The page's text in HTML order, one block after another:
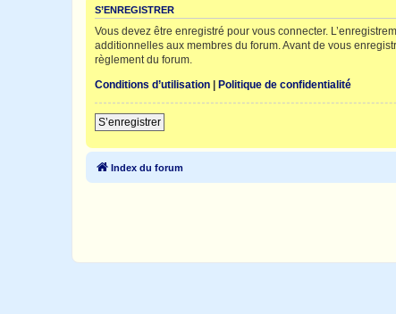
S’ENREGISTRER
Vous devez être enregistré pour vous connecter.
additionnelles aux membres du forum. Avant de vous
règlement du forum.
Conditions d’utilisation | Politique de confidentialité
S’enregistrer
Index du forum